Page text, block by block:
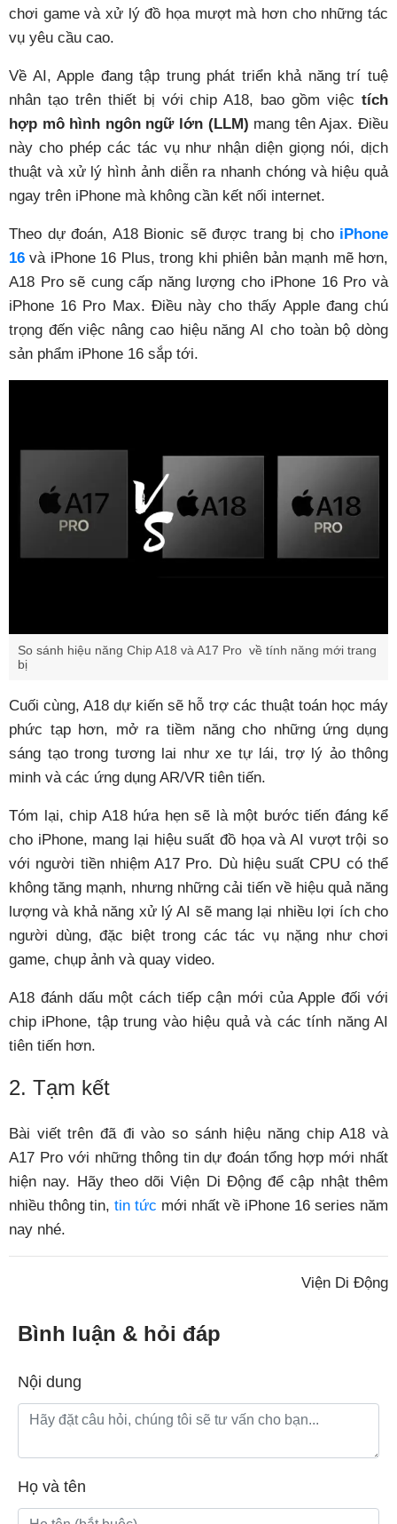
chơi game và xử lý đồ họa mượt mà hơn cho những tác
vụ yêu cầu cao.
Về AI, Apple đang tập trung phát triển khả năng trí tuệ
nhân tạo trên thiết bị với chip A18, bao gồm việc tích
hợp mô hình ngôn ngữ lớn (LLM) mang tên Ajax. Điều
này cho phép các tác vụ như nhận diện giọng nói, dịch
thuật và xử lý hình ảnh diễn ra nhanh chóng và hiệu quả
ngay trên iPhone mà không cần kết nối internet.
Theo dự đoán, A18 Bionic sẽ được trang bị cho iPhone
16 và iPhone 16 Plus, trong khi phiên bản mạnh mẽ hơn,
A18 Pro sẽ cung cấp năng lượng cho iPhone 16 Pro và
iPhone 16 Pro Max. Điều này cho thấy Apple đang chú
trọng đến việc nâng cao hiệu năng AI cho toàn bộ dòng
sản phẩm iPhone 16 sắp tới.
So sánh hiệu năng Chip A18 và A17 Pro về tính năng mới trang
bị
Cuối cùng, A18 dự kiến sẽ hỗ trợ các thuật toán học máy
phức tạp hơn, mở ra tiềm năng cho những ứng dụng
sáng tạo trong tương lai như xe tự lái, trợ lý ảo thông
minh và các ứng dụng AR/VR tiên tiến.
Tóm lại, chip A18 hứa hẹn sẽ là một bước tiến đáng kể
cho iPhone, mang lại hiệu suất đồ họa và AI vượt trội so
với người tiền nhiệm A17 Pro. Dù hiệu suất CPU có thể
không tăng mạnh, nhưng những cải tiến về hiệu quả năng
lượng và khả năng xử lý AI sẽ mang lại nhiều lợi ích cho
người dùng, đặc biệt trong các tác vụ nặng như chơi
game, chụp ảnh và quay video.
A18 đánh dấu một cách tiếp cận mới của Apple đối với
chip iPhone, tập trung vào hiệu quả và các tính năng AI
tiên tiến hơn.
2. Tạm kết
Bài viết trên đã đi vào so sánh hiệu năng chip A18 và
A17 Pro với những thông tin dự đoán tổng hợp mới nhất
hiện nay. Hãy theo dõi Viện Di Động để cập nhật thêm
nhiều thông tin, tin tức mới nhất về iPhone 16 series năm
nay nhé.
Viện Di Động
Bình luận & hỏi đáp
Nội dung
Họ và tên